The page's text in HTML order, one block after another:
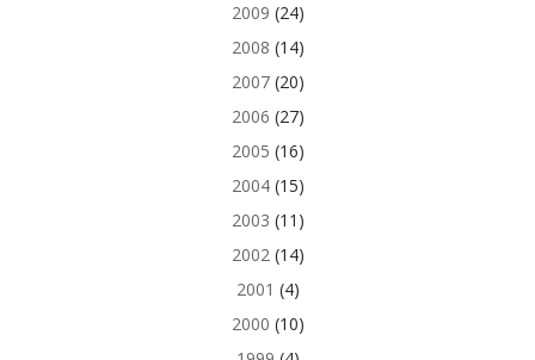
2009 (24)
2008 (14)
2007(20)
2006 (27)
2005 (16)
2004(15)
2003 (11)
2002(14)
2001 (4)
2000 (10)